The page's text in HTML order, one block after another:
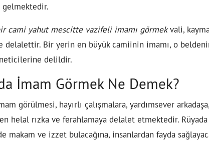
gelmektedir.
cami yahut mescitte vazifeli imamı görmekvali,
delalettir. Bir yerin en büyük camiinin imamı, o
delildir.
İmam Görmek Ne Demek?
görülmesi, hayırlı çalışmalara, yardımsever
helal rızka ve ferahlamaya delalet etmektedir.
makam ve izzet bulacağına, insanlardan fayda